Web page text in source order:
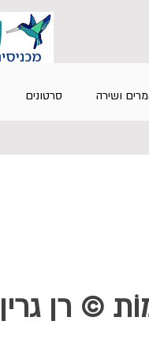
ושירה סרטונים
© רן גרין